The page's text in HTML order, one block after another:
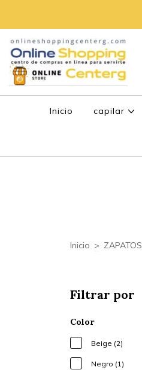
Inicio capilar
Inicio > ZAPATOS
Filtrar por
Color
Beige (2)
Negro (1)